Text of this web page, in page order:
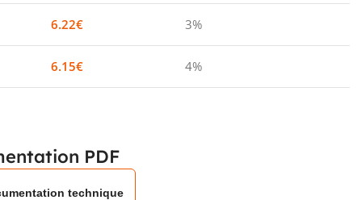
6.22€ 3%
6.15€ 4%
PDF
technique